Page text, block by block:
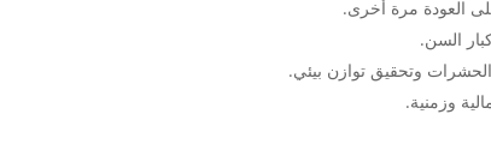
العودة مرة أخرى.
السن.
وتحقيق توازن بيئي.
وزمنية.